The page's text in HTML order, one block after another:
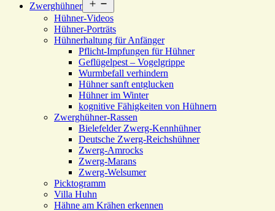
Zwerghühner
öffnen
Hühner-Videos
Hühner-Porträts
Hühnerhaltung für Anfänger
Pflicht-Impfungen für Hühner
Geflügelpest – Vogelgrippe
Wurmbefall verhindern
Hühner sanft entglucken
Hühner im Winter
kognitive Fähigkeiten von Hühnern
Zwerghühner-Rassen
Bielefelder Zwerg-Kennhühner
Deutsche Zwerg-Reichshühner
Zwerg-Amrocks
Zwerg-Marans
Zwerg-Welsumer
Picktogramm
Villa Huhn
Hähne am Krähen erkennen